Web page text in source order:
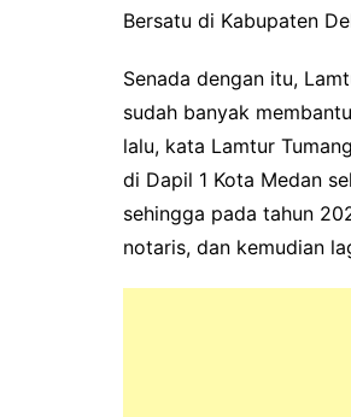
Bersatu di Kabupaten
Senada dengan itu,
sudah banyak
lalu, kata Lamtur
di Dapil 1 Kota Medan
sehingga pada tahun
notaris, dan kemudian